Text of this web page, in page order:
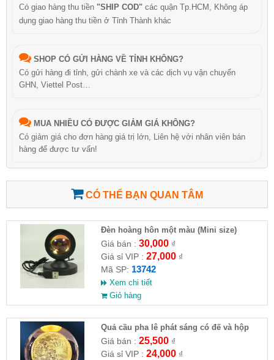
Có giao hàng thu tiền "SHIP COD" các quận Tp.HCM, Không áp
dụng giao hàng thu tiền ở Tỉnh Thành khác
SHOP CÓ GỬI HÀNG VỀ TỈNH KHÔNG?
Có gửi hàng đi tỉnh, gửi chành xe và các dịch vụ vận chuyển
GHN, Viettel Post…
MUA NHIỀU CÓ ĐƯỢC GIẢM GIÁ KHÔNG?
Có giảm giá cho đơn hàng giá trị lớn, Liên hệ với nhân viên bán
hàng để được tư vấn!
CÓ THỂ BẠN QUAN TÂM
Đèn hoàng hôn một màu (Mini size)
Giá bán : 30,000₫
Giá sỉ VIP : 27,000₫
Mã SP: 13742
Xem chi tiết
Giỏ hàng
Quả cầu pha lê phát sáng có đế và hộp
Giá bán : 25,500₫
Giá sỉ VIP : 24,000₫